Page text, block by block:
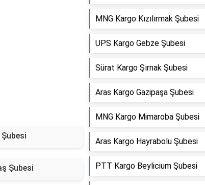
Şubesi
MNG Kargo Kızılırmak Şubesi
UPS Kargo Gebze Şubesi
Sürat Kargo Şırnak Şubesi
Aras Kargo Gazipaşa Şubesi
MNG Kargo Mimaroba Şubesi
Aras Kargo Hayrabolu Şubesi
PTT Kargo Beylicium Şubesi